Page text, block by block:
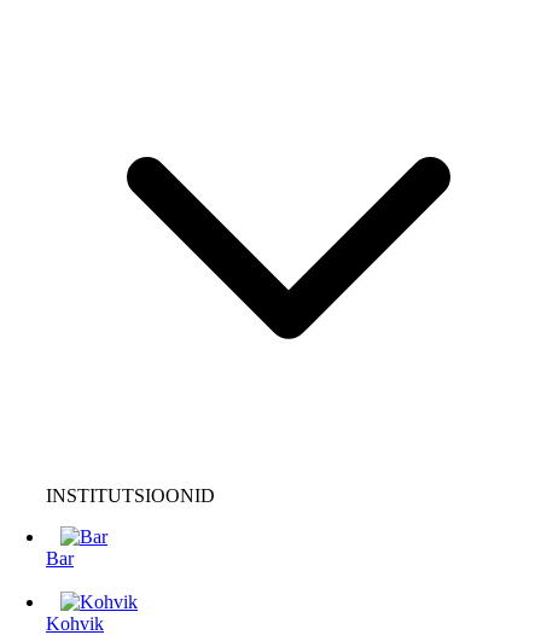
INSTITUTSIOONID
Bar
Kohvik